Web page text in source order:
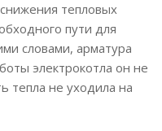
тепловых
пути для
словами, арматура
электрокотла он не
тепла не уходила на